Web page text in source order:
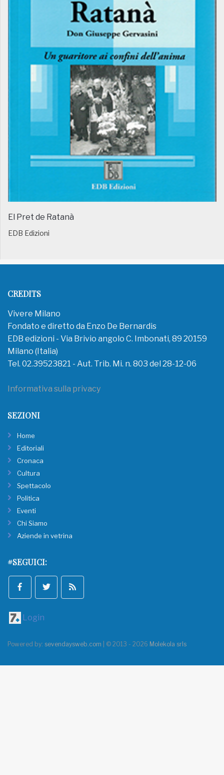
El Pret de Ratanà
EDB Edizioni
CREDITS
Vivere Milano
Fondato e diretto da Enzo De Bernardis
EDB edizioni - Via Brivio angolo C. Imbonati, 89 20159
Milano (Italia)
Tel. 02.39523821 - Aut. Trib. Mi. n. 803 del 28-12-06
Informativa sulla privacy
SEZIONI
Home
Editoriali
Cronaca
Cultura
Spettacolo
Politica
Eventi
Chi Siamo
Aziende in vetrina
#SEGUICI:
Login
Powered by: sevendaysweb.com | © 2013 - 2026 Molekola srls